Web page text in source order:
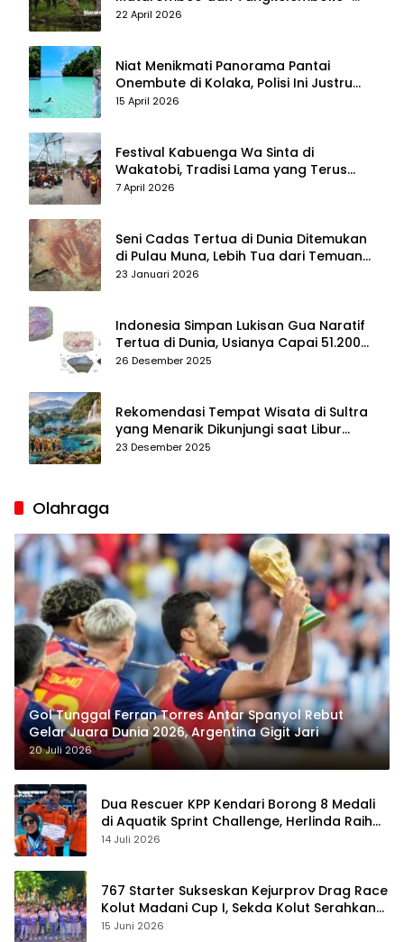
Mekongga di Sulawesi Tenggara Jadi
22 April 2026
Niat Menikmati Panorama Pantai
Onembute di Kolaka, Polisi Ini Justru
Berakhir Membersihkan Sampah
15 April 2026
Festival Kabuenga Wa Sinta di
Wakatobi, Tradisi Lama yang Terus
Hidup dan Jadi Daya Tarik Wisata
7 April 2026
Seni Cadas Tertua di Dunia Ditemukan
di Pulau Muna, Lebih Tua dari Temuan
di Maros–Pangkep
23 Januari 2026
Indonesia Simpan Lukisan Gua Naratif
Tertua di Dunia, Usianya Capai 51.200
Tahun
26 Desember 2025
Rekomendasi Tempat Wisata di Sultra
yang Menarik Dikunjungi saat Libur
Tahun Baru 2026
23 Desember 2025
Olahraga
Gol Tunggal Ferran Torres Antar Spanyol Rebut
Gelar Juara Dunia 2026, Argentina Gigit Jari
20 Juli 2026
Dua Rescuer KPP Kendari Borong 8 Medali
di Aquatik Sprint Challenge, Herlinda Raih
Best Swimmer
14 Juli 2026
767 Starter Sukseskan Kejurprov Drag Race
Kolut Madani Cup I, Sekda Kolut Serahkan
Trofi
15 Juni 2026